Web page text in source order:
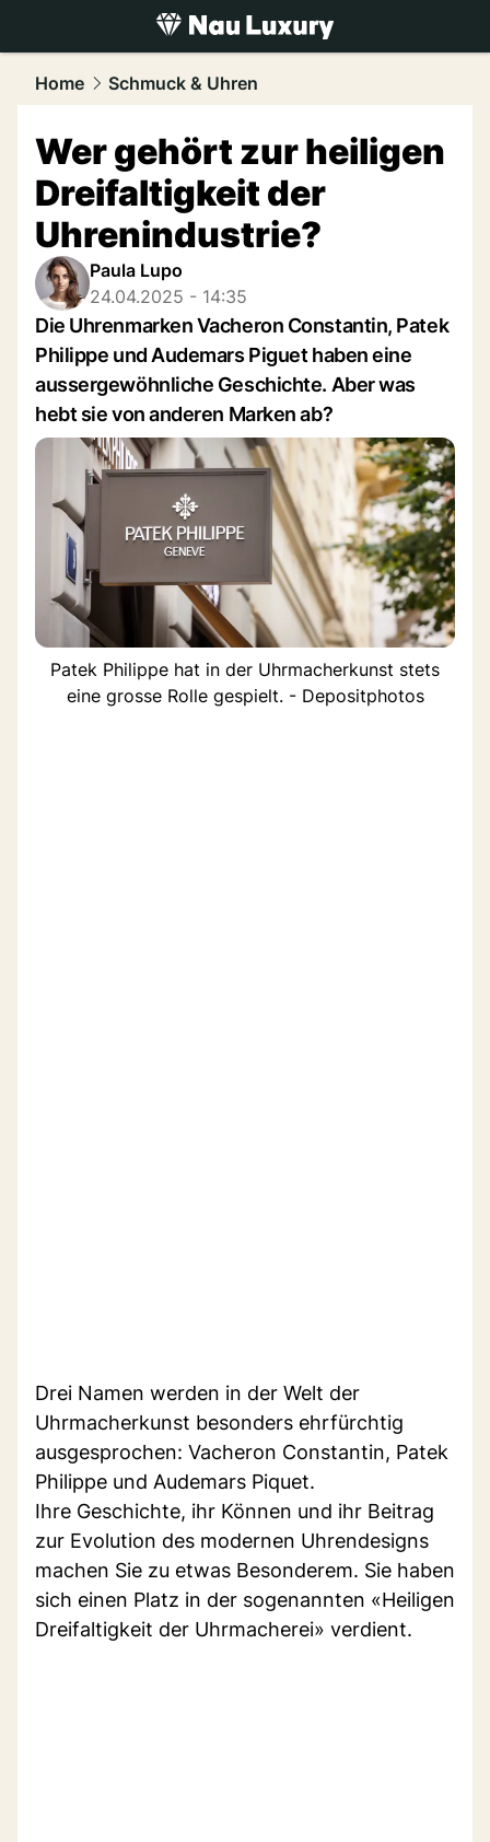
luxury.NAU.ch
Home Schmuck & Uhren
Wer gehört zur heiligen
Dreifaltigkeit der
Uhrenindustrie?
Paula Lupo
24.04.2025 - 14:35
Die Uhrenmarken Vacheron Constantin, Patek
Philippe und Audemars Piguet haben eine
aussergewöhnliche Geschichte. Aber was
hebt sie von anderen Marken ab?
Patek Philippe hat in der Uhrmacherkunst stets
eine grosse Rolle gespielt. - Depositphotos
Drei Namen werden in der Welt der
Uhrmacherkunst besonders ehrfürchtig
ausgesprochen: Vacheron Constantin, Patek
Philippe und Audemars Piquet.
Ihre Geschichte, ihr Können und ihr Beitrag
zur Evolution des modernen Uhrendesigns
machen Sie zu etwas Besonderem. Sie haben
sich einen Platz in der sogenannten «Heiligen
Dreifaltigkeit der Uhrmacherei» verdient.